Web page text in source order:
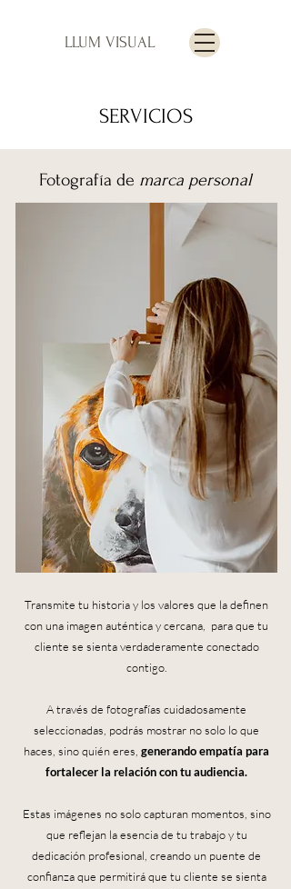
LLUM VISUAL
SERVICIOS
Fotografía de marca personal
Transmite tu historia y los valores que la definen
con una imagen auténtica y cercana, para que tu
cliente se sienta verdaderamente conectado
contigo.
A través de fotografías cuidadosamente
seleccionadas, podrás mostrar no solo lo que
haces, sino quién eres, generando empatía para
fortalecer la relación con tu audiencia.
Estas imágenes no solo capturan momentos, sino
que reflejan la esencia de tu trabajo y tu
dedicación profesional, creando un puente de
confianza que permitirá que tu cliente se sienta